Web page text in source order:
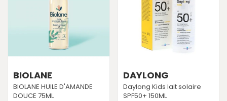
BIOLANE
BIOLANE HUILE D'AMANDE
DOUCE 75ML
DAYLONG
Daylong Kids lait solaire
SPF50+ 150ML